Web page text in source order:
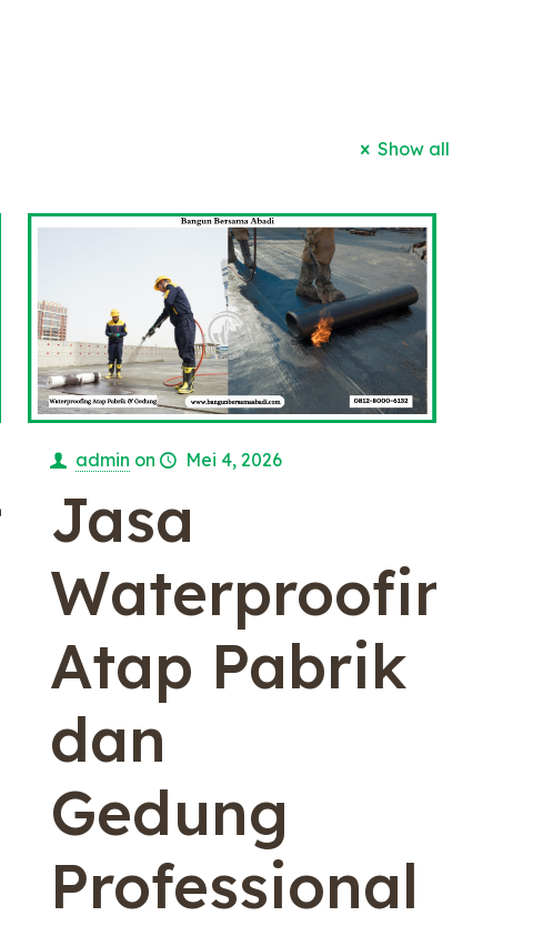
Show all
admin on Mei 4, 2026
Jasa
Waterproofing
Atap Pabrik
dan
Gedung
Professional